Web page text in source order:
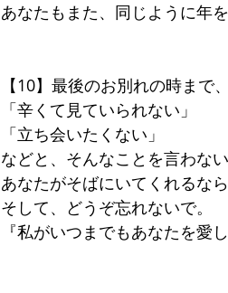
あなたもまた、同じように年
【10】最後のお別れの時まで
「辛くて見ていられない」
「立ち会いたくない」
などと、そんなことを言わない
あなたがそばにいてくれるな
そして、どうぞ忘れないで。
『私がいつまでもあなたを愛